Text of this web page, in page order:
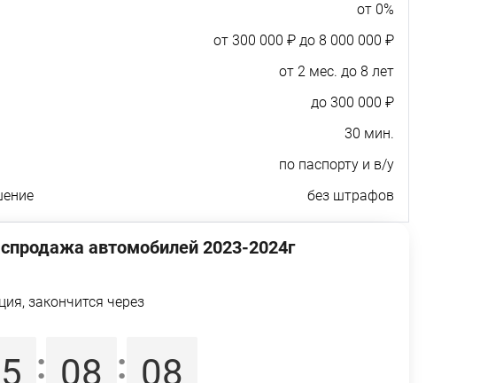
от 0%
от 300 000 ₽ до 8 000 000 ₽
от 2 мес. до 8 лет
до 300 000 ₽
30 мин.
по паспорту и в/у
без штрафов
автомобилей 2023-2024г
закончится через
: 08 : 07